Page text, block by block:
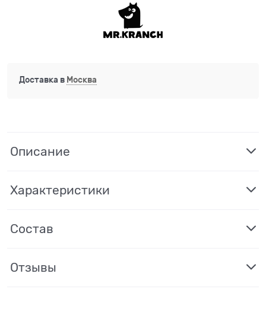
Доставка в Москва
Описание
Характеристики
Состав
Отзывы